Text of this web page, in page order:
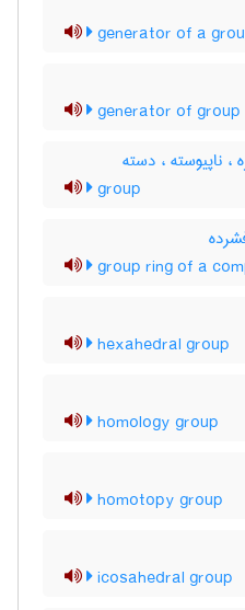
generator of a
generator of group
ناپیوسته ، دسته
group
group ring of a
hexahedral group
homology group
homotopy group
icosahedral group